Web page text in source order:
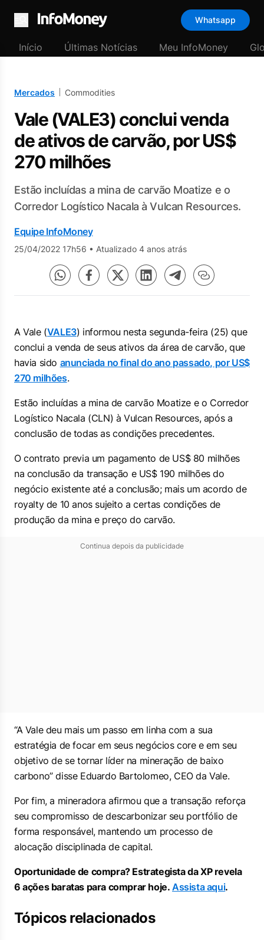
Menu
Whatsapp
Início Últimas Notícias Meu InfoMoney
Mercados Commodities
Vale (VALE3) conclui venda
de ativos de carvão, por US$
270 milhões
Estão incluídas a mina de carvão Moatize e o
Corredor Logístico Nacala à Vulcan Resources.
Equipe InfoMoney
25/04/2022 17h56 • Atualizado 4 anos atrás
A Vale (VALE3) informou nesta segunda-feira (25) que
conclui a venda de seus ativos da área de carvão, que
havia sido anunciada no final do ano passado, por US$
270 milhões.
Estão incluídas a mina de carvão Moatize e o Corredor
Logístico Nacala (CLN) à Vulcan Resources, após a
conclusão de todas as condições precedentes.
O contrato previa um pagamento de US$ 80 milhões
na conclusão da transação e US$ 190 milhões do
negócio existente até a conclusão; mais um acordo de
royalty de 10 anos sujeito a certas condições de
produção da mina e preço do carvão.
Continua depois da publicidade
“A Vale deu mais um passo em linha com a sua
estratégia de focar em seus negócios core e em seu
objetivo de se tornar líder na mineração de baixo
carbono” disse Eduardo Bartolomeo, CEO da Vale.
Por fim, a mineradora afirmou que a transação reforça
seu compromisso de descarbonizar seu portfólio de
forma responsável, mantendo um processo de
alocação disciplinada de capital.
Oportunidade de compra? Estrategista da XP revela
6 ações baratas para comprar hoje.Assista aqui.
Tópicos relacionados